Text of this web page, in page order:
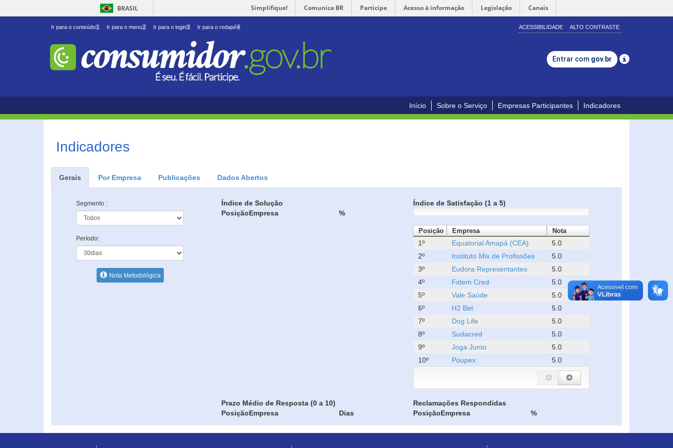
BRASIL Simplifique! Comunica BR Participe Acesso à informação Legislação Canais
Ir para o conteúdo1 Ir para o menu2 Ir para o login3 Ir para o rodapé4 ACESSIBILIDADE ALTO CONTRASTE
Entrar com gov.br
Início Sobre o Serviço Empresas Participantes Indicadores
Indicadores
Gerais Por Empresa Publicações Dados Abertos
Segmento :
Período:
Nota Metodológica
Índice de Solução
PosiçãoEmpresa %
Índice de Satisfação (1 a 5)
Posição Empresa Nota
1º Equatorial Amapá (CEA)
5.0
2º
Instituto Mix de Profissões
5.0
3º
Eudora Representantes
5.0
4º
Fidem Cred
5.0
5º
Vale Saúde
5.0
6º
H2 Bet
5.0
7º
Dog Life
5.0
8º
Sudacred
5.0
9º
Joga Junto
5.0
10º
Poupex 5.0
Prazo Médio de Resposta (0 a 10)
PosiçãoEmpresa Dias
Reclamações Respondidas
PosiçãoEmpresa %